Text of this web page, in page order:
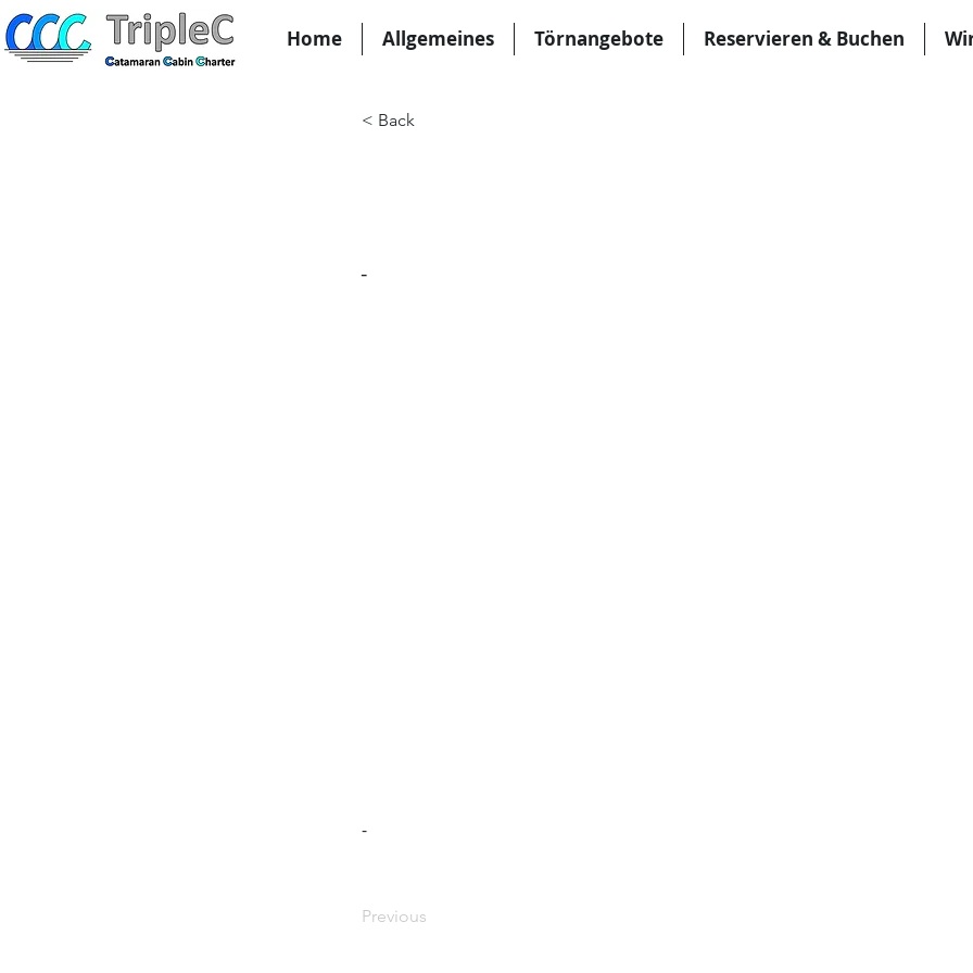
Home Allgemeines Törnangebote Reservieren & Buchen
< Back
-
-
Previous